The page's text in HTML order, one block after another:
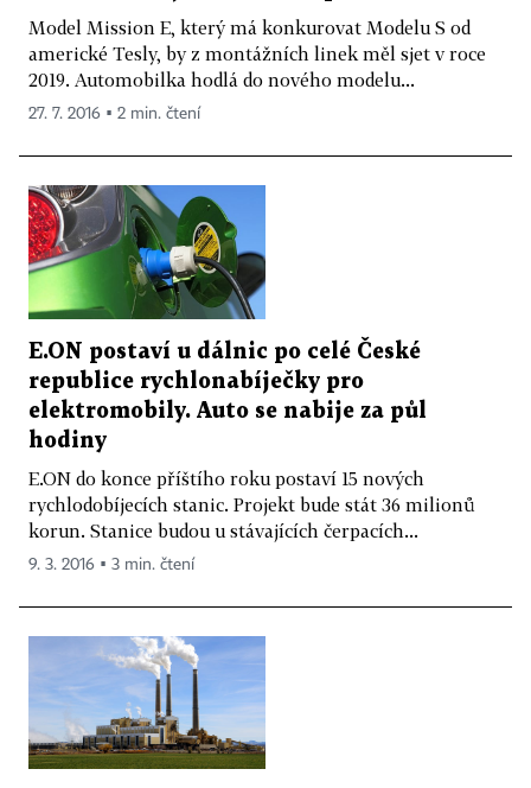
Model Mission E, který má konkurovat Modelu S od
americké Tesly, by z montážních linek měl sjet v roce
2019. Automobilka hodlá do nového modelu...
27. 7. 2016 ▪ 2 min. čtení
E.ON postaví u dálnic po celé České
republice rychlonabíječky pro
elektromobily. Auto se nabije za půl
hodiny
E.ON do konce příštího roku postaví 15 nových
rychlodobíjecích stanic. Projekt bude stát 36 milionů
korun. Stanice budou u stávajících čerpacích...
9. 3. 2016 ▪ 3 min. čtení